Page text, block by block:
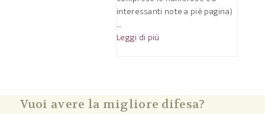
interessanti note a piè pagina)
…
Leggi di più
Vuoi avere la migliore difesa?